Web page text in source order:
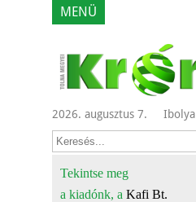
MENÜ
2026. augusztus 7. Ibolya
Tekintse meg
a kiadónk, a Kafi Bt.